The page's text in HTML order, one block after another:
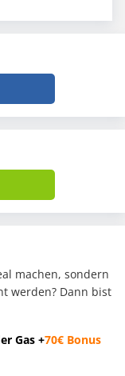
machen, sondern
werden? Dann bist
Gas +70€ Bonus